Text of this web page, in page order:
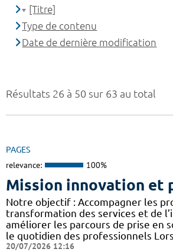
Résultats 26 à 50 sur 63 au total
PAGES
relevance: 100%
Mission innovation et
Notre objectif : Accompagner les
transformation des services et de
améliorer les parcours de prise en
le quotidien des professionnels
20/07/2026 12:16
[Titre]
Type de contenu
Date de dernière modification